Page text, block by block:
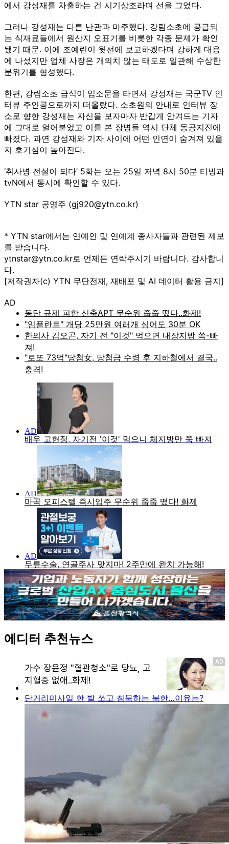
에서 강성재를 차출하는 건 시기상조라며 선을 그었다.
그러나 강성재는 다른 난관과 마주했다. 강림소초에 공급되
는 식재료들에서 원산지 오표기를 비롯한 각종 문제가 확인
됐기 때문. 이에 조예린이 윗선에 보고하겠다며 강하게 대응
에 나섰지만 업체 사장은 개의치 않는 태도로 일관해 수상한
분위기를 형성했다.
한편, 강림소초 급식이 입소문을 타면서 강성재는 국군TV 인
터뷰 주인공으로까지 떠올랐다. 소초원의 안내로 인터뷰 장
소로 향한 강성재는 자신을 보자마자 반갑게 안겨드는 기자
에 그대로 얼어붙었고 이를 본 장병들 역시 단체 동공지진에
빠졌다. 과연 강성재와 기자 사이에 어떤 인연이 숨겨져 있을
지 호기심이 높아진다.
‘취사병 전설이 되다’ 5화는 오는 25일 저녁 8시 50분 티빙과
tvN에서 동시에 확인할 수 있다.
YTN star 공영주 (gj920@ytn.co.kr)
* YTN star에서는 연예인 및 연예계 종사자들과 관련된 제보
를 받습니다.
ytnstar@ytn.co.kr로 언제든 연락주시기 바랍니다. 감사합니
다.
[저작권자(c) YTN 무단전재, 재배포 및 AI 데이터 활용 금지]
AD
에디터 추천뉴스
단거리미사일 한 발 쏘고 침묵하는 북한…이유는?